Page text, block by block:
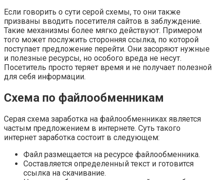
Если говорить о сути серой схемы, то они также
призваны вводить посетителя сайтов в заблуждение.
Такие механизмы более мягко действуют. Примером
того может послужить сторонняя ссылка, по которой
поступает предложение перейти. Они засоряют нужные
и полезные ресурсы, но особого вреда не несут.
Посетитель просто теряет время и не получает полезной
для себя информации.
Схема по файлообменникам
Серая схема заработка на файлообменниках является
частым предложением в интернете. Суть такого
интернет заработка состоит в следующем:
Файл размещается на ресурсе файлообменника.
Составляется определенный текст и готовится
ссылка на скачивание.